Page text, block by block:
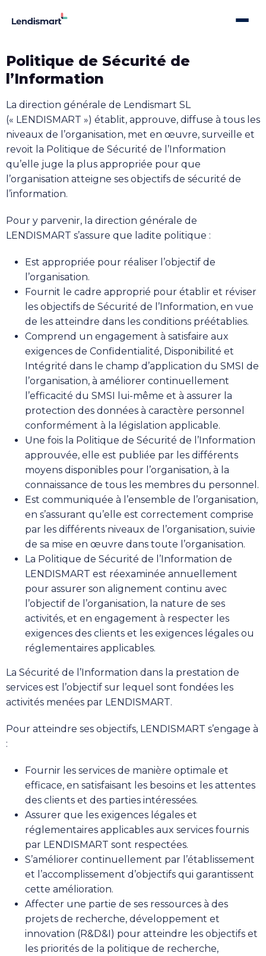
Politique de Sécurité de
l’Information
La direction générale de Lendismart SL
(« LENDISMART ») établit, approuve, diffuse à tous les
niveaux de l’organisation, met en œuvre, surveille et
revoit la Politique de Sécurité de l’Information
qu’elle juge la plus appropriée pour que
l’organisation atteigne ses objectifs de sécurité de
l’information.
Pour y parvenir, la direction générale de
LENDISMART s’assure que ladite politique :
Est appropriée pour réaliser l’objectif de
l’organisation.
Fournit le cadre approprié pour établir et réviser
les objectifs de Sécurité de l’Information, en vue
de les atteindre dans les conditions préétablies.
Comprend un engagement à satisfaire aux
exigences de Confidentialité, Disponibilité et
Intégrité dans le champ d’application du SMSI de
l’organisation, à améliorer continuellement
l’efficacité du SMSI lui-même et à assurer la
protection des données à caractère personnel
conformément à la législation applicable.
Une fois la Politique de Sécurité de l’Information
approuvée, elle est publiée par les différents
moyens disponibles pour l’organisation, à la
connaissance de tous les membres du personnel.
Est communiquée à l’ensemble de l’organisation,
en s’assurant qu’elle est correctement comprise
par les différents niveaux de l’organisation, suivie
de sa mise en œuvre dans toute l’organisation.
La Politique de Sécurité de l’Information de
LENDISMART est réexaminée annuellement
pour assurer son alignement continu avec
l’objectif de l’organisation, la nature de ses
activités, et en engagement à respecter les
exigences des clients et les exigences légales ou
réglementaires applicables.
La Sécurité de l’Information dans la prestation de
services est l’objectif sur lequel sont fondées les
activités menées par LENDISMART.
Pour atteindre ses objectifs, LENDISMART s’engage à
:
Fournir les services de manière optimale et
efficace, en satisfaisant les besoins et les attentes
des clients et des parties intéressées.
Assurer que les exigences légales et
réglementaires applicables aux services fournis
par LENDISMART sont respectées.
S’améliorer continuellement par l’établissement
et l’accomplissement d’objectifs qui garantissent
cette amélioration.
Affecter une partie de ses ressources à des
projets de recherche, développement et
innovation (R&D&I) pour atteindre les objectifs et
les priorités de la politique de recherche,